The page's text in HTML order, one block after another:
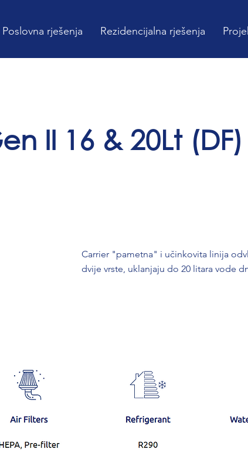
Poslovna rješenja Rezidencijalna rješenja
II 16 & 20Lt (DF)
Carrier "pametna" i učinkovita linija
dvije vrste, uklanjaju do 20 litara vode